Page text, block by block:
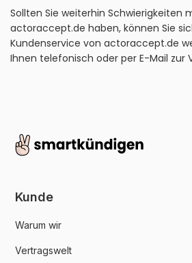
Sollten Sie weiterhin Schwierigkeiten
actoraccept.de haben, können Sie
Kundenservice von actoraccept.de
Ihnen telefonisch oder per E-Mail zur
Kunde
Warum wir
Vertragswelt